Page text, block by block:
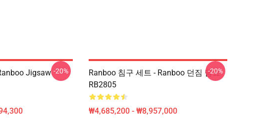
Jigsaw -20%
Ranboo 침구 세트 - Ranboo 던짐 담요
RB2805
₩4,685,200 - ₩8,957,000
-20%